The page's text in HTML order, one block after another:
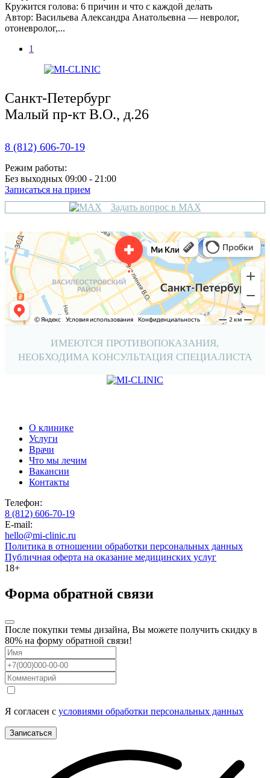
Кружится голова: 6 причин и что с каждой делать
Автор: Васильева Александра Анатольевна — невролог,
отоневролог,...
1
Санкт-Петербург
Малый пр-кт В.О., д.26
8 (812) 606-70-19
Режим работы:
Без выходных 09:00 - 21:00
Записаться на прием
Задать вопрос в MAX
ИМЕЮТСЯ ПРОТИВОПОКАЗАНИЯ,
НЕОБХОДИМА КОНСУЛЬТАЦИЯ СПЕЦИАЛИСТА
О клинике
Услуги
Врачи
Что мы лечим
Вакансии
Контакты
Телефон:
8 (812) 606-70-19
E-mail:
hello@mi-clinic.ru
Политика в отношении обработки персональных данных
Публичная оферта на оказание медицинских услуг
18+
Форма обратной связи
После покупки темы дизайна, Вы можете получить скидку в
80% на форму обратной связи!
Я согласен с условиями обработки персональных данных
Записаться